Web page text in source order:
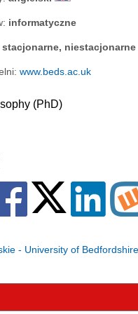
informatyczne
sta­cjo­nar­ne, nie­sta­cjo­nar­ne
www.beds.ac.uk
(PhD)
- University of Bedfordshire